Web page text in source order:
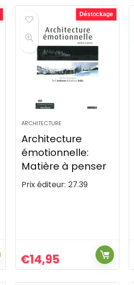
Déstockage
ARCHITECTURE
Architecture
émotionnelle:
Matière à penser
Prix éditeur: 27.39
€14,95